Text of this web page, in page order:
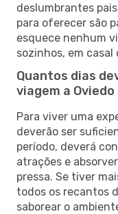
deslumbrantes
para oferecer são
esquece nenhum
sozinhos, em
Quantos dias
viagem a Oviedo
Para viver uma
deverão ser
período, deverá
atrações e
pressa. Se tiver
todos os recantos
saborear o